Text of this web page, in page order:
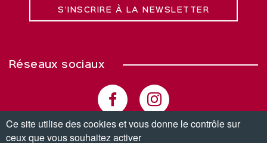
S’INSCRIRE À LA NEWSLETTER
Réseaux sociaux
Ce site utilise des cookies et vous donne le contrôle sur
ceux que vous souhaitez activer